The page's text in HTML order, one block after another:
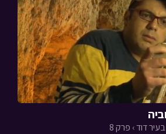
דוד › פרק 8